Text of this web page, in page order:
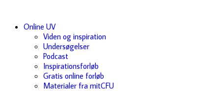
Online UV
Viden og inspiration
Undersøgelser
Podcast
Inspirationsforløb
Gratis online forløb
Materialer fra mitCFU